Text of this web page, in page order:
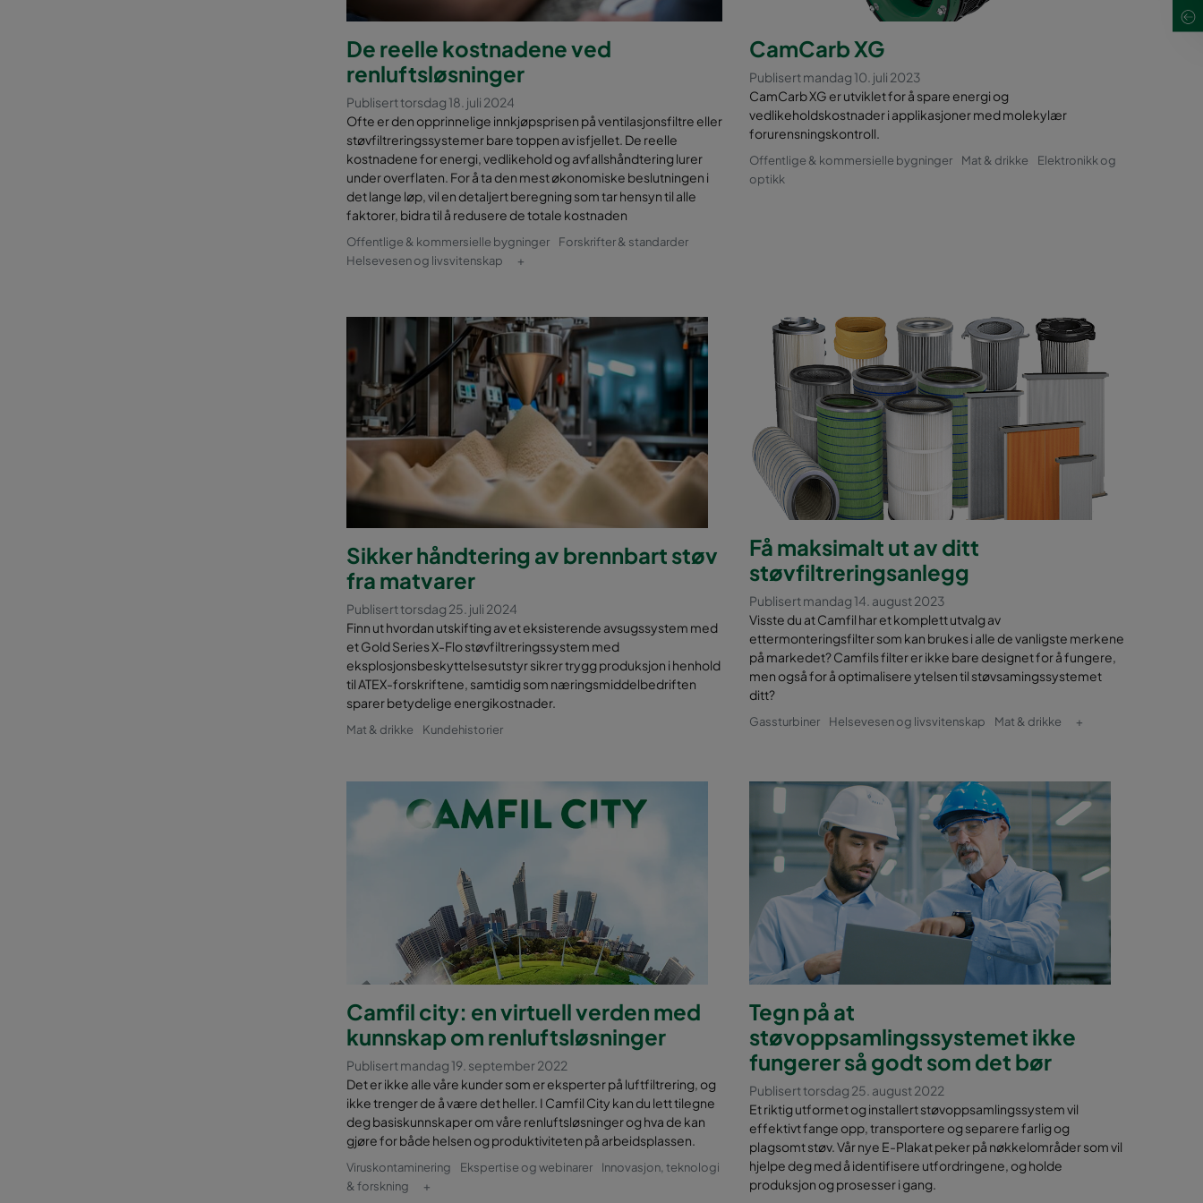
De reelle kostnadene ved
renluftsløsninger
Publisert torsdag 18. juli 2024
Ofte er den opprinnelige innkjøpsprisen på ventilasjonsfiltre eller
støvfiltreringssystemer bare toppen av isfjellet. De reelle
kostnadene for energi, vedlikehold og avfallshåndtering lurer
under overflaten. For å ta den mest økonomiske beslutningen i
det lange løp, vil en detaljert beregning som tar hensyn til alle
faktorer, bidra til å redusere de totale kostnaden
Offentlige & kommersielle bygninger
Forskrifter & standarder
Helsevesen og livsvitenskap
+
CamCarb XG
Publisert mandag 10. juli 2023
CamCarb XG er utviklet for å spare energi og
vedlikeholdskostnader i applikasjoner med molekylær
forurensningskontroll.
Offentlige & kommersielle bygninger Mat & drikke
Elektronikk og
optikk
Sikker håndtering av brennbart støv
fra matvarer
Publisert torsdag 25. juli 2024
Finn ut hvordan utskifting av et eksisterende avsugssystem med
et Gold Series X-Flo støvfiltreringssystem med
eksplosjonsbeskyttelsesutstyr sikrer trygg produksjon i henhold
til ATEX-forskriftene, samtidig som næringsmiddelbedriften
sparer betydelige energikostnader.
Mat & drikke Kundehistorier
Få maksimalt ut av ditt
støvfiltreringsanlegg
Publisert mandag 14. august 2023
Visste du at Camfil har et komplett utvalg av
ettermonteringsfilter som kan brukes i alle de vanligste merkene
på markedet? Camfils filter er ikke bare designet for å fungere,
men også for å optimalisere ytelsen til støvsamingssystemet
ditt?
Gassturbiner Helsevesen og livsvitenskap Mat & drikke +
Camfil city: en virtuell verden med
kunnskap om renluftsløsninger
Publisert mandag 19. september 2022
Det er ikke alle våre kunder som er eksperter på luftfiltrering, og
ikke trenger de å være det heller. I Camfil City kan du lett tilegne
deg basiskunnskaper om våre renluftsløsninger og hva de kan
gjøre for både helsen og produktiviteten på arbeidsplassen.
Viruskontaminering Ekspertise og webinarer
Innovasjon, teknologi
& forskning
+
Tegn på at
støvoppsamlingssystemet ikke
fungerer så godt som det bør
Publisert torsdag 25. august 2022
Et riktig utformet og installert støvoppsamlingssystem vil
effektivt fange opp, transportere og separere farlig og
plagsomt støv. Vår nye E-Plakat peker på nøkkelområder som vil
hjelpe deg med å identifisere utfordringene, og holde
produksjon og prosesser i gang.